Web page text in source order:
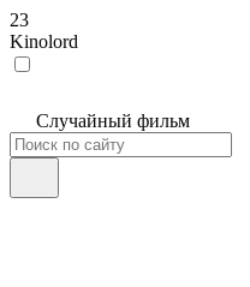
23
Kinolord
Случайный фильм